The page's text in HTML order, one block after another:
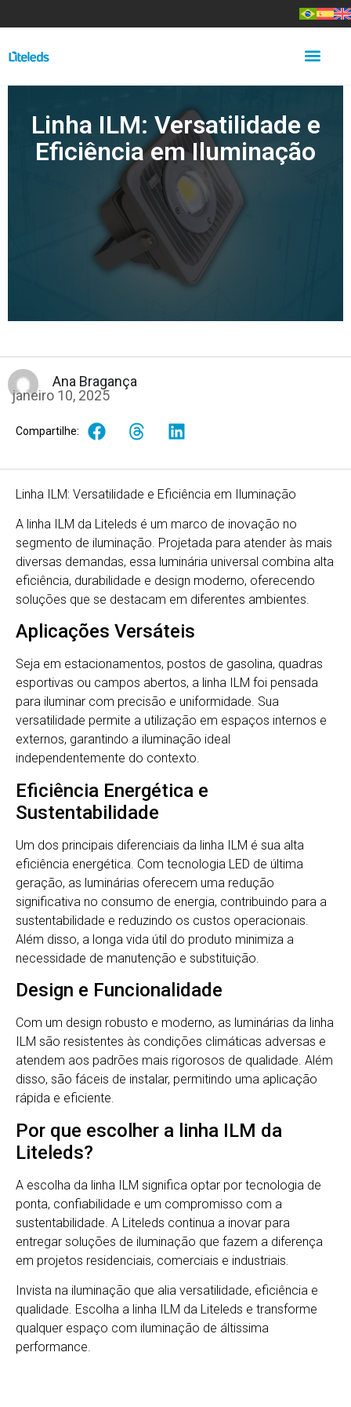
Linha ILM: Versatilidade e
Eficiência em Iluminação
Ana Bragança
janeiro 10, 2025
Compartilhe:
Linha ILM: Versatilidade e Eficiência em Iluminação
A linha ILM da Liteleds é um marco de inovação no
segmento de iluminação. Projetada para atender às mais
diversas demandas, essa luminária universal combina alta
eficiência, durabilidade e design moderno, oferecendo
soluções que se destacam em diferentes ambientes.
Aplicações Versáteis
Seja em estacionamentos, postos de gasolina, quadras
esportivas ou campos abertos, a linha ILM foi pensada
para iluminar com precisão e uniformidade. Sua
versatilidade permite a utilização em espaços internos e
externos, garantindo a iluminação ideal
independentemente do contexto.
Eficiência Energética e
Sustentabilidade
Um dos principais diferenciais da linha ILM é sua alta
eficiência energética. Com tecnologia LED de última
geração, as luminárias oferecem uma redução
significativa no consumo de energia, contribuindo para a
sustentabilidade e reduzindo os custos operacionais.
Além disso, a longa vida útil do produto minimiza a
necessidade de manutenção e substituição.
Design e Funcionalidade
Com um design robusto e moderno, as luminárias da linha
ILM são resistentes às condições climáticas adversas e
atendem aos padrões mais rigorosos de qualidade. Além
disso, são fáceis de instalar, permitindo uma aplicação
rápida e eficiente.
Por que escolher a linha ILM da
Liteleds?
A escolha da linha ILM significa optar por tecnologia de
ponta, confiabilidade e um compromisso com a
sustentabilidade. A Liteleds continua a inovar para
entregar soluções de iluminação que fazem a diferença
em projetos residenciais, comerciais e industriais.
Invista na iluminação que alia versatilidade, eficiência e
qualidade. Escolha a linha ILM da Liteleds e transforme
qualquer espaço com iluminação de áltissima
performance.